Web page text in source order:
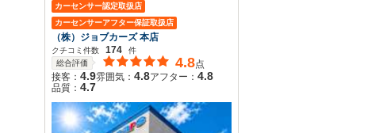
カーセンサー認定取扱店
カーセンサーアフター保証取扱店
（株）ジョブカーズ 本店
クチコミ件数 174
件
総合評価
4.8点
接客： 4.9雰囲気： 4.8アフター： 4.8
品質： 4.7